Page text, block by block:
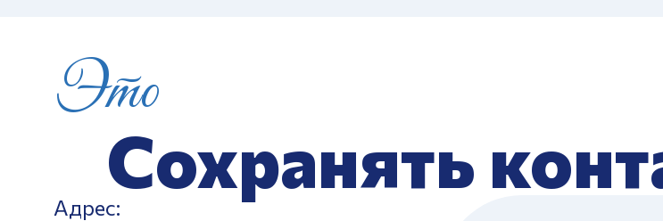
Это
Сохранять
Адрес: